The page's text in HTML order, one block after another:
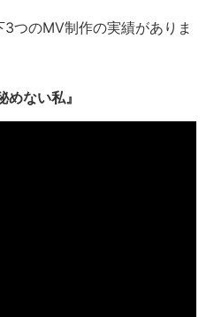
つのMV制作の実績がありま
ない私』